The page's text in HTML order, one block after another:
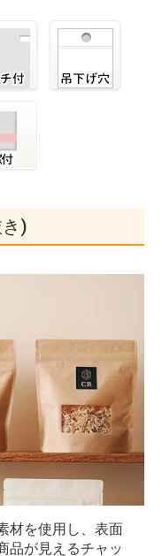
)
材を使用し、表面
品が見えるチャッ